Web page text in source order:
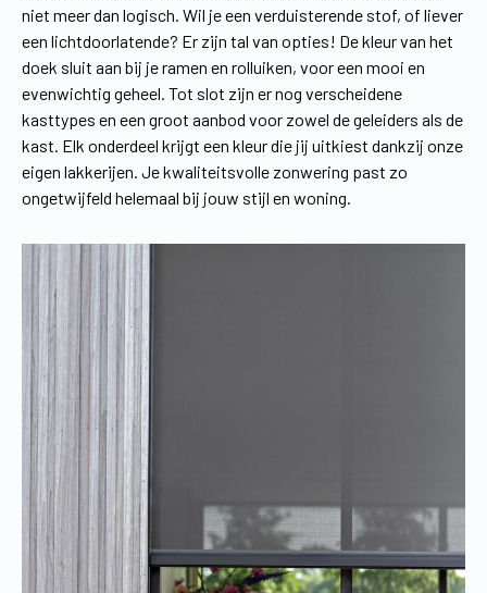
niet meer dan logisch. Wil je een verduisterende stof, of liever
een lichtdoorlatende? Er zijn tal van opties! De kleur van het
doek sluit aan bij je ramen en rolluiken, voor een mooi en
evenwichtig geheel. Tot slot zijn er nog verscheidene
kasttypes en een groot aanbod voor zowel de geleiders als de
kast. Elk onderdeel krijgt een kleur die jij uitkiest dankzij onze
eigen lakkerijen. Je kwaliteitsvolle zonwering past zo
ongetwijfeld helemaal bij jouw stijl en woning.